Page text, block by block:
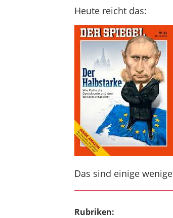
Heute reicht das:
Das sind einige
Rubriken: